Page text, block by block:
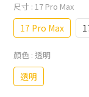
尺寸 : 17 Pro Max
17 Pro Max
顏色 : 透明
透明